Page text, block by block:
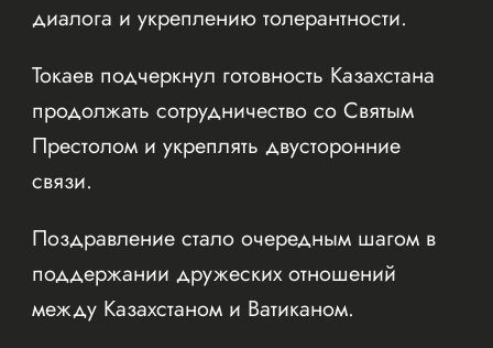
диалога и укреплению толерантности.
Токаев подчеркнул готовность Казахстана
продолжать сотрудничество со Святым
Престолом и укреплять двусторонние
связи.
Поздравление стало очередным шагом в
поддержании дружеских отношений
между Казахстаном и Ватиканом.